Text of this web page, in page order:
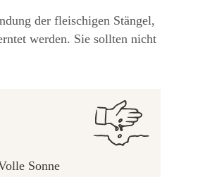
der fleischigen Stängel,
werden. Sie sollten nicht
Sonne